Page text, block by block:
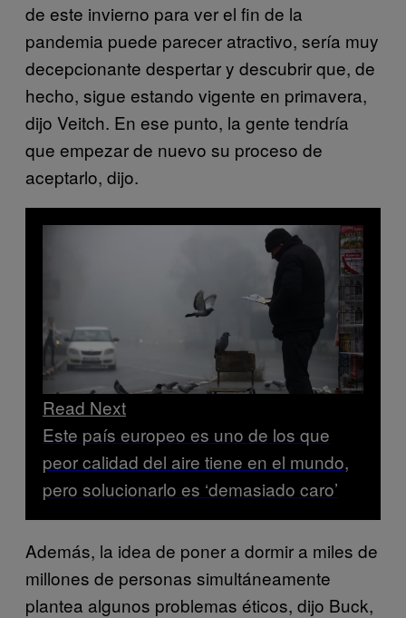
de este invierno para ver el fin de la
pandemia puede parecer atractivo, sería muy
decepcionante despertar y descubrir que, de
hecho, sigue estando vigente en primavera,
dijo Veitch. En ese punto, la gente tendría
que empezar de nuevo su proceso de
aceptarlo, dijo.
Read Next
Este país europeo es uno de los que
peor calidad del aire tiene en el mundo,
pero solucionarlo es ‘demasiado caro’
Además, la idea de poner a dormir a miles de
millones de personas simultáneamente
plantea algunos problemas éticos, dijo Buck,